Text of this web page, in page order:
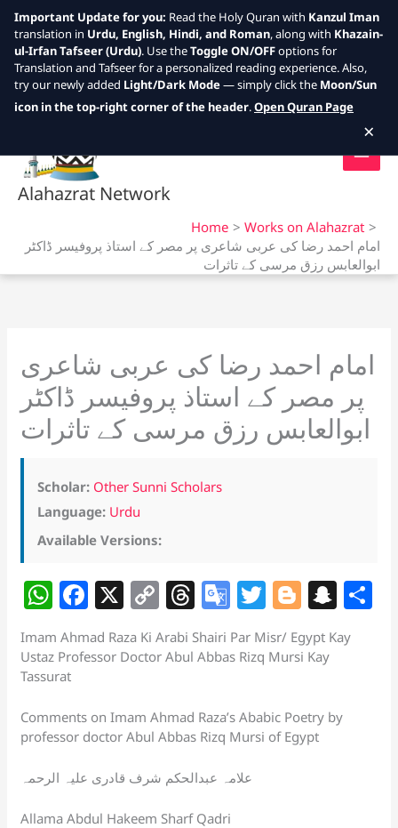
Skip
Alahazrat Network
Home
Works on Alahazrat
امام احمد رضا کی عربی شاعری پر مصر کے استاذ پروفیسر ڈاکٹر
ابوالعابس رزق مرسی کے تاثرات
امام احمد رضا کی عربی شاعری
پر مصر کے استاذ پروفیسر ڈاکٹر
ابوالعابس رزق مرسی کے تاثرات
Scholar: Other Sunni Scholars
Language: Urdu
Available Versions:
W
h
at
s
A
p
p
F
a
c
b
o
k
X C
o
p
Li
n
T
h
re
d
s
G
o
o
e
Tr
a
n
T
w
itt
Bl
o
g
er
S
n
a
c
h
Imam Ahmad Raza Ki Arabi Shairi Par Misr/ Egypt Kay
Ustaz Professor Doctor Abul Abbas Rizq Mursi Kay
Tassurat
Comments on Imam Ahmad Raza’s Ababic Poetry by
professor doctor Abul Abbas Rizq Mursi of Egypt
علامہ عبدالحکم شرف قادری علیہ الرحمہ
Allama Abdul Hakeem Sharf Qadri
Important Update for you: Read the Holy Quran with Kanzul Iman
translation in Urdu, English, Hindi, and Roman, along with Khazain-
ul-Irfan Tafseer (Urdu). Use theToggle ON/OFFoptions for
Translation and Tafseer for a personalized reading experience. Also,
try our newly added Light/Dark Mode— simply click the Moon/Sun
icon in the top-right corner of the header.Open Quran Page
×